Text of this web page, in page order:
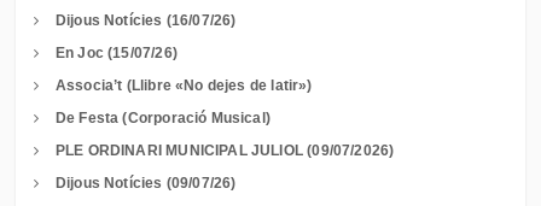
Dijous Notícies (16/07/26)
En Joc (15/07/26)
Associa’t (Llibre «No dejes de latir»)
De Festa (Corporació Musical)
PLE ORDINARI MUNICIPAL JULIOL (09/07/2026)
Dijous Notícies (09/07/26)